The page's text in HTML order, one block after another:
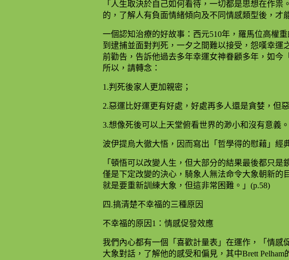
「人生取決於自己如何看待，一切都是思想在作
的，了解人有負面情緒傾向及不同情感類型後，才
一個認知治療的好故事：西元510年，羅馬位高權
到逮捕並面對判死，一夕之間難以接受，怨嘆幸運
前勸告，告訴他過去多年幸運女神眷顧多年，如今
所以，請轉念：
1.判死後家人更加親密；
2.惡運比好運更有好處，好處再多人還是貪婪，但
3.想像死後可以上天堂俯看世界的渺小和沒有意義。
波伊提烏大徹大悟，因而寫出「哲學得的慰藉」經
「頓悟可以改變人生，但大部分的結果最後都只
僅是下定改變的決心，騎象人無法命令大象朝新的
就是要重新訓練大象，但這非常困難。」(p.58)
四.搞清楚不幸福的三種原因
不幸福的原因1：情感促發效應
我們內心都有一個「喜歡計量表」在運作，「情感
大象對話，了解他的感受和偏見，其中Brett